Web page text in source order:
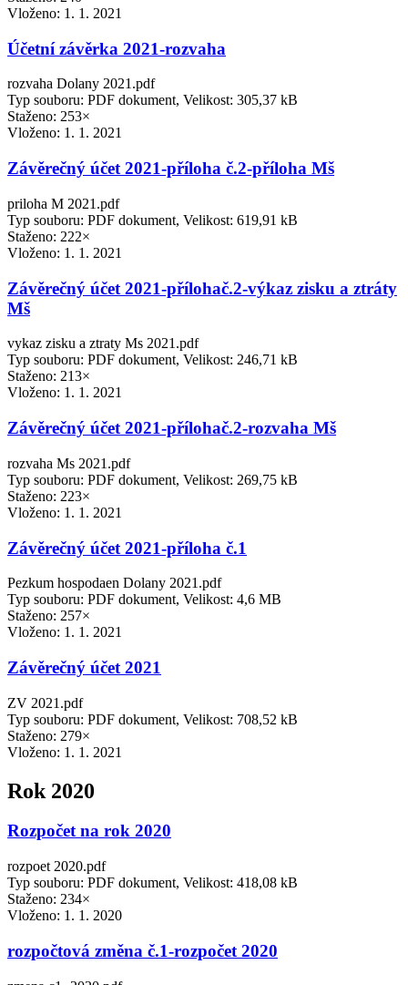
Vloženo: 1. 1. 2021
Účetní závěrka 2021-rozvaha
rozvaha Dolany 2021.pdf
Typ souboru: PDF dokument, Velikost: 305,37 kB
Staženo: 253×
Vloženo: 1. 1. 2021
Závěrečný účet 2021-příloha č.2-příloha Mš
priloha M 2021.pdf
Typ souboru: PDF dokument, Velikost: 619,91 kB
Staženo: 222×
Vloženo: 1. 1. 2021
Závěrečný účet 2021-přílohač.2-výkaz zisku a ztráty
Mš
vykaz zisku a ztraty Ms 2021.pdf
Typ souboru: PDF dokument, Velikost: 246,71 kB
Staženo: 213×
Vloženo: 1. 1. 2021
Závěrečný účet 2021-přílohač.2-rozvaha Mš
rozvaha Ms 2021.pdf
Typ souboru: PDF dokument, Velikost: 269,75 kB
Staženo: 223×
Vloženo: 1. 1. 2021
Závěrečný účet 2021-příloha č.1
Pezkum hospodaen Dolany 2021.pdf
Typ souboru: PDF dokument, Velikost: 4,6 MB
Staženo: 257×
Vloženo: 1. 1. 2021
Závěrečný účet 2021
ZV 2021.pdf
Typ souboru: PDF dokument, Velikost: 708,52 kB
Staženo: 279×
Vloženo: 1. 1. 2021
Rok 2020
Rozpočet na rok 2020
rozpoet 2020.pdf
Typ souboru: PDF dokument, Velikost: 418,08 kB
Staženo: 234×
Vloženo: 1. 1. 2020
rozpočtová změna č.1-rozpočet 2020